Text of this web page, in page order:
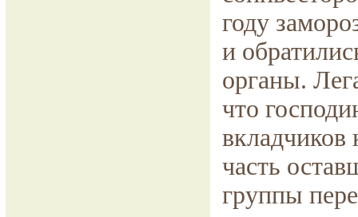
году
и
органы.
что
вкладчиков
часть
группы